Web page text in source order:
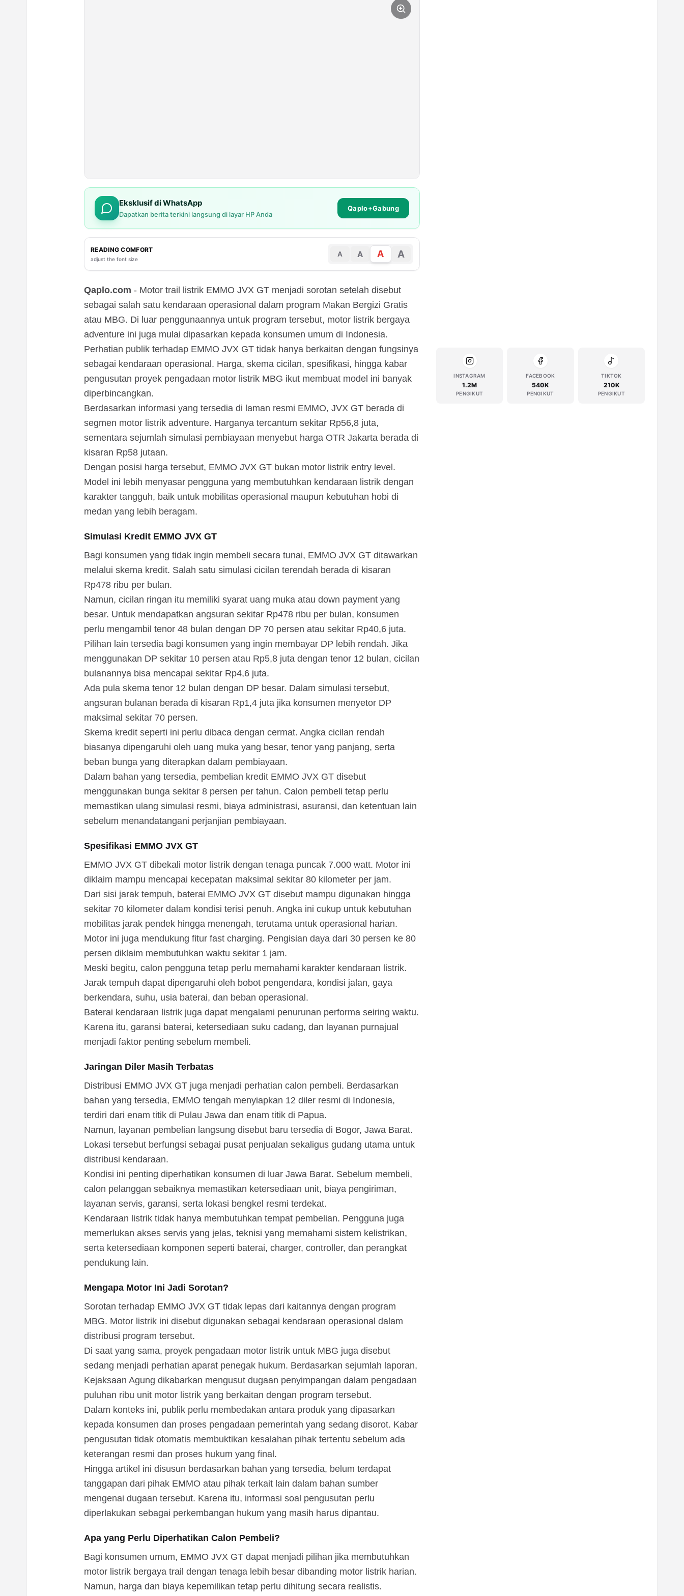
Eksklusif di WhatsApp
Dapatkan berita terkini langsung di layar HP Anda
Qaplo+Gabung
READING COMFORT
adjust the font size
A A A A
Qaplo.com - Motor trail listrik EMMO JVX GT menjadi sorotan setelah disebut
sebagai salah satu kendaraan operasional dalam program Makan Bergizi Gratis
atau MBG. Di luar penggunaannya untuk program tersebut, motor listrik bergaya
adventure ini juga mulai dipasarkan kepada konsumen umum di Indonesia.
Perhatian publik terhadap EMMO JVX GT tidak hanya berkaitan dengan fungsinya
sebagai kendaraan operasional. Harga, skema cicilan, spesifikasi, hingga kabar
pengusutan proyek pengadaan motor listrik MBG ikut membuat model ini banyak
diperbincangkan.
Berdasarkan informasi yang tersedia di laman resmi EMMO, JVX GT berada di
segmen motor listrik adventure. Harganya tercantum sekitar Rp56,8 juta,
sementara sejumlah simulasi pembiayaan menyebut harga OTR Jakarta berada di
kisaran Rp58 jutaan.
Dengan posisi harga tersebut, EMMO JVX GT bukan motor listrik entry level.
Model ini lebih menyasar pengguna yang membutuhkan kendaraan listrik dengan
karakter tangguh, baik untuk mobilitas operasional maupun kebutuhan hobi di
medan yang lebih beragam.
Simulasi Kredit EMMO JVX GT
Bagi konsumen yang tidak ingin membeli secara tunai, EMMO JVX GT ditawarkan
melalui skema kredit. Salah satu simulasi cicilan terendah berada di kisaran
Rp478 ribu per bulan.
Namun, cicilan ringan itu memiliki syarat uang muka atau down payment yang
besar. Untuk mendapatkan angsuran sekitar Rp478 ribu per bulan, konsumen
perlu mengambil tenor 48 bulan dengan DP 70 persen atau sekitar Rp40,6 juta.
Pilihan lain tersedia bagi konsumen yang ingin membayar DP lebih rendah. Jika
menggunakan DP sekitar 10 persen atau Rp5,8 juta dengan tenor 12 bulan, cicilan
bulanannya bisa mencapai sekitar Rp4,6 juta.
Ada pula skema tenor 12 bulan dengan DP besar. Dalam simulasi tersebut,
angsuran bulanan berada di kisaran Rp1,4 juta jika konsumen menyetor DP
maksimal sekitar 70 persen.
Skema kredit seperti ini perlu dibaca dengan cermat. Angka cicilan rendah
biasanya dipengaruhi oleh uang muka yang besar, tenor yang panjang, serta
beban bunga yang diterapkan dalam pembiayaan.
Dalam bahan yang tersedia, pembelian kredit EMMO JVX GT disebut
menggunakan bunga sekitar 8 persen per tahun. Calon pembeli tetap perlu
memastikan ulang simulasi resmi, biaya administrasi, asuransi, dan ketentuan lain
sebelum menandatangani perjanjian pembiayaan.
Spesifikasi EMMO JVX GT
EMMO JVX GT dibekali motor listrik dengan tenaga puncak 7.000 watt. Motor ini
diklaim mampu mencapai kecepatan maksimal sekitar 80 kilometer per jam.
Dari sisi jarak tempuh, baterai EMMO JVX GT disebut mampu digunakan hingga
sekitar 70 kilometer dalam kondisi terisi penuh. Angka ini cukup untuk kebutuhan
mobilitas jarak pendek hingga menengah, terutama untuk operasional harian.
Motor ini juga mendukung fitur fast charging. Pengisian daya dari 30 persen ke 80
persen diklaim membutuhkan waktu sekitar 1 jam.
Meski begitu, calon pengguna tetap perlu memahami karakter kendaraan listrik.
Jarak tempuh dapat dipengaruhi oleh bobot pengendara, kondisi jalan, gaya
berkendara, suhu, usia baterai, dan beban operasional.
Baterai kendaraan listrik juga dapat mengalami penurunan performa seiring waktu.
Karena itu, garansi baterai, ketersediaan suku cadang, dan layanan purnajual
menjadi faktor penting sebelum membeli.
Jaringan Diler Masih Terbatas
Distribusi EMMO JVX GT juga menjadi perhatian calon pembeli. Berdasarkan
bahan yang tersedia, EMMO tengah menyiapkan 12 diler resmi di Indonesia,
terdiri dari enam titik di Pulau Jawa dan enam titik di Papua.
Namun, layanan pembelian langsung disebut baru tersedia di Bogor, Jawa Barat.
Lokasi tersebut berfungsi sebagai pusat penjualan sekaligus gudang utama untuk
distribusi kendaraan.
Kondisi ini penting diperhatikan konsumen di luar Jawa Barat. Sebelum membeli,
calon pelanggan sebaiknya memastikan ketersediaan unit, biaya pengiriman,
layanan servis, garansi, serta lokasi bengkel resmi terdekat.
Kendaraan listrik tidak hanya membutuhkan tempat pembelian. Pengguna juga
memerlukan akses servis yang jelas, teknisi yang memahami sistem kelistrikan,
serta ketersediaan komponen seperti baterai, charger, controller, dan perangkat
pendukung lain.
Mengapa Motor Ini Jadi Sorotan?
Sorotan terhadap EMMO JVX GT tidak lepas dari kaitannya dengan program
MBG. Motor listrik ini disebut digunakan sebagai kendaraan operasional dalam
distribusi program tersebut.
Di saat yang sama, proyek pengadaan motor listrik untuk MBG juga disebut
sedang menjadi perhatian aparat penegak hukum. Berdasarkan sejumlah laporan,
Kejaksaan Agung dikabarkan mengusut dugaan penyimpangan dalam pengadaan
puluhan ribu unit motor listrik yang berkaitan dengan program tersebut.
Dalam konteks ini, publik perlu membedakan antara produk yang dipasarkan
kepada konsumen dan proses pengadaan pemerintah yang sedang disorot. Kabar
pengusutan tidak otomatis membuktikan kesalahan pihak tertentu sebelum ada
keterangan resmi dan proses hukum yang final.
Hingga artikel ini disusun berdasarkan bahan yang tersedia, belum terdapat
tanggapan dari pihak EMMO atau pihak terkait lain dalam bahan sumber
mengenai dugaan tersebut. Karena itu, informasi soal pengusutan perlu
diperlakukan sebagai perkembangan hukum yang masih harus dipantau.
Apa yang Perlu Diperhatikan Calon Pembeli?
Bagi konsumen umum, EMMO JVX GT dapat menjadi pilihan jika membutuhkan
motor listrik bergaya trail dengan tenaga lebih besar dibanding motor listrik harian.
Namun, harga dan biaya kepemilikan tetap perlu dihitung secara realistis.
INSTAGRAM
1.2M
PENGIKUT
FACEBOOK
540K
PENGIKUT
TIKTOK
210K
PENGIKUT